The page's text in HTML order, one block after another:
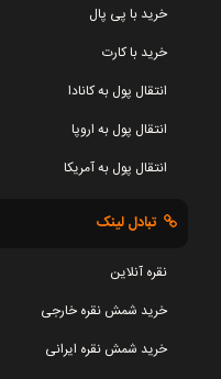
خرید با پی پال
خرید با کارت
انتقال پول به کانادا
انتقال پول به اروپا
انتقال پول به آمریکا
تبادل لینک
نقره آنلاین
خرید شمش نقره خارجی
خرید شمش نقره ایرانی